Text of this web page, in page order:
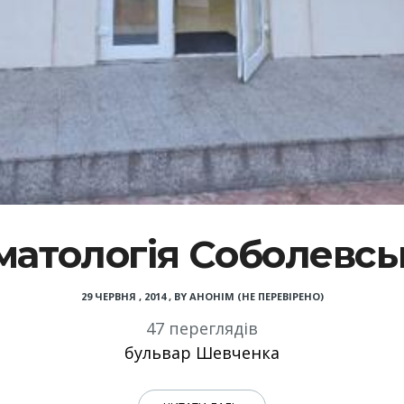
29 ЧЕРВНЯ , 2014, BY АНОНІМ (НЕ ПЕРЕВІРЕНО)
47 переглядів
бульвар Шевченка